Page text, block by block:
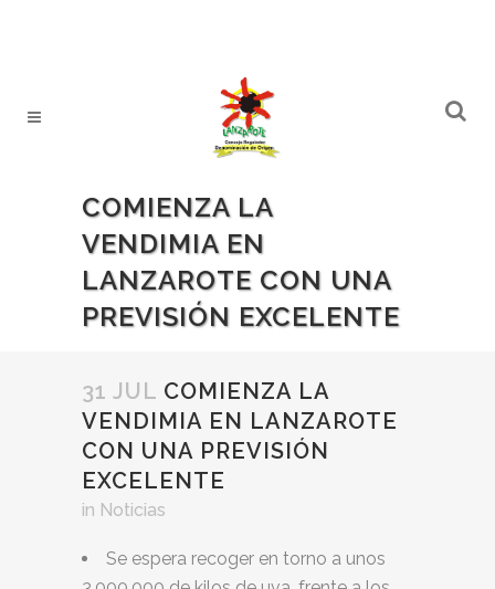
COMIENZA LA
VENDIMIA EN
LANZAROTE CON UNA
PREVISIÓN EXCELENTE
31 JUL COMIENZA LA
VENDIMIA EN LANZAROTE
CON UNA PREVISIÓN
EXCELENTE
in Noticias
Se espera recoger en torno a unos